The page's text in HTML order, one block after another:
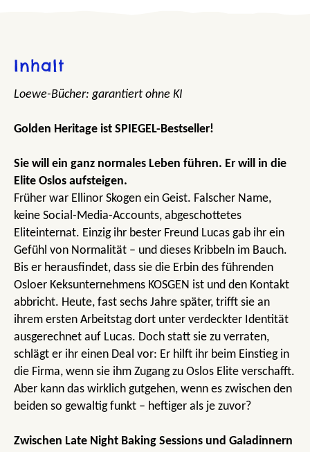
Inhalt
Loewe-Bücher: garantiert ohne KI
Golden Heritage ist SPIEGEL-Bestseller!
Sie will ein ganz normales Leben führen. Er will in die
Elite Oslos aufsteigen.
Früher war Ellinor Skogen ein Geist. Falscher Name,
keine Social-Media-Accounts, abgeschottetes
Eliteinternat. Einzig ihr bester Freund Lucas gab ihr ein
Gefühl von Normalität – und dieses Kribbeln im Bauch.
Bis er herausfindet, dass sie die Erbin des führenden
Osloer Keksunternehmens KOSGEN ist und den Kontakt
abbricht. Heute, fast sechs Jahre später, trifft sie an
ihrem ersten Arbeitstag dort unter verdeckter Identität
ausgerechnet auf Lucas. Doch statt sie zu verraten,
schlägt er ihr einen Deal vor: Er hilft ihr beim Einstieg in
die Firma, wenn sie ihm Zugang zu Oslos Elite verschafft.
Aber kann das wirklich gutgehen, wenn es zwischen den
beiden so gewaltig funkt – heftiger als je zuvor?
Zwischen Late Night Baking Sessions und Galadinnern